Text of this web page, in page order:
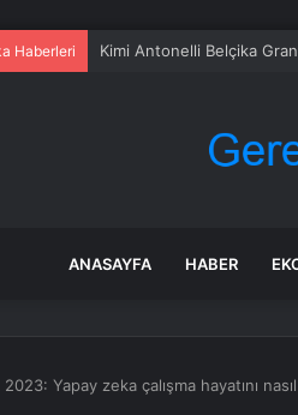
Haberleri Okuyan: Silahlanma yeni
ANASAYFA HABER
Yapay zeka çalışma hayatını